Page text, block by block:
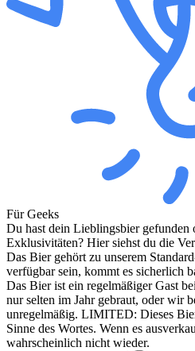
Für Geeks
Du hast dein Lieblingsbier gefunden
Exklusivitäten? Hier siehst du die
Das Bier gehört zu unserem
verfügbar sein, kommt es sicherlich
Das Bier ist ein regelmäßiger Gast
nur selten im Jahr gebraut, oder wir
unregelmäßig. LIMITED: Dieses
Sinne des Wortes. Wenn es
wahrscheinlich nicht wieder.